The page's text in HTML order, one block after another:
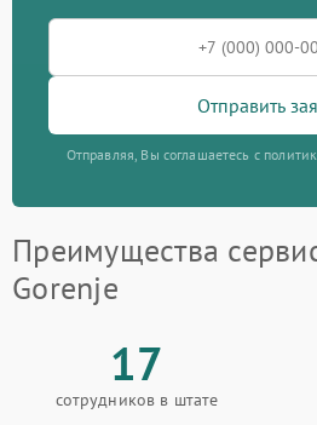
Отправить
Отправляя, Вы соглашаетесь с
Преимущества
Gorenje
17
сотрудников в штате